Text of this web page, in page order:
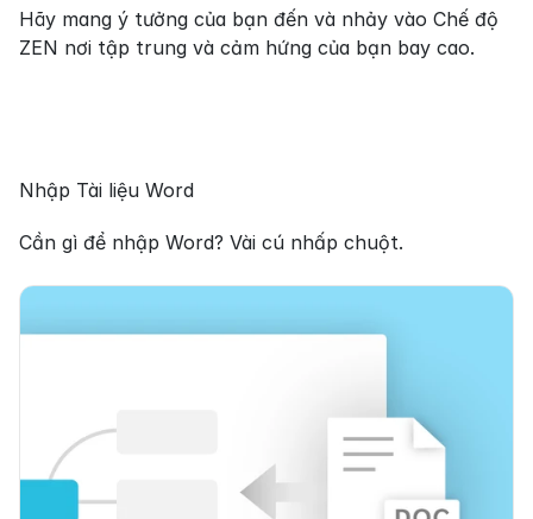
Hãy mang ý tưởng của bạn đến và nhảy vào Chế độ
ZEN nơi tập trung và cảm hứng của bạn bay cao.
Nhập Tài liệu Word
Cần gì để nhập Word? Vài cú nhấp chuột.